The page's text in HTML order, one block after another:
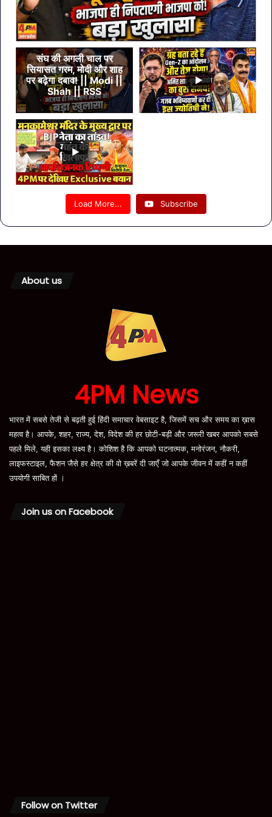
संघ की अगली चाल पर
सियासत गरम, मोदी और शाह
पर बढ़ेगा दबाव! || Modi ||
Shah || RSS
Load More... Subscribe
About us
4PM News
भारत में सबसे तेजी से बढ़ती हुई हिंदी समाचार वेबसाइट है, जिसमें सच और समय का ख़ास
महत्व है। आपके, शहर, राज्य, देश, विदेश की हर छोटी-बड़ी और जरूरी खबर आपको सबसे
पहले मिले, यही इसका लक्ष्य है। कोशिश है कि आपको घटनात्मक, मनोरंजन, नौकरी,
लाइफस्टाइल, फैशन जैसे हर क्षेत्र की वो ख़बरें दी जाएँ जो आपके जीवन में कहीं न कहीं
उपयोगी साबित हों ।
Join us on Facebook
Follow on Twitter